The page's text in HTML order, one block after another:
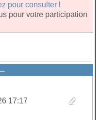
pour consulter !
pour votre participation
17:17